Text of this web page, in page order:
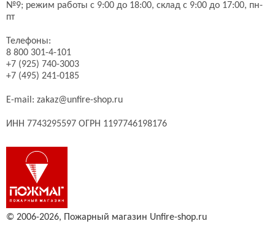
№9; режим работы с 9:00 до 18:00, склад с 9:00 до 17:00, пн-
пт
Телефоны:
8 800 301-4-101
+7 (925) 740-3003
+7 (495) 241-0185
E-mail: zakaz@unfire-shop.ru
ИНН 7743295597 ОГРН 1197746198176
© 2006-2026, Пожарный магазин Unfire-shop.ru